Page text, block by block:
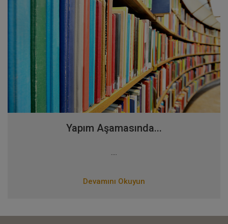
Yapım Aşamasında...
....
Devamını Okuyun